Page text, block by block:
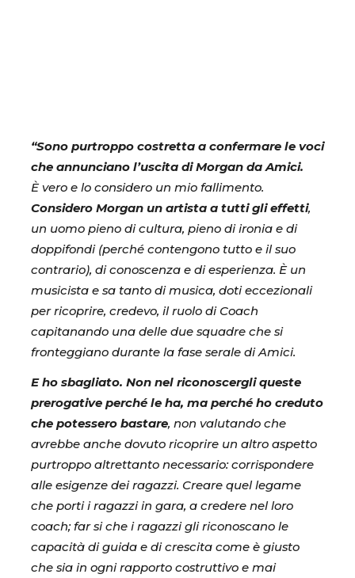
“Sono purtroppo costretta a confermare le voci
che annunciano l’uscita di Morgan da Amici.
È vero e lo considero un mio fallimento.
Considero Morgan un artista a tutti gli effetti,
un uomo pieno di cultura, pieno di ironia e di
doppifondi (perché contengono tutto e il suo
contrario), di conoscenza e di esperienza. È un
musicista e sa tanto di musica, doti eccezionali
per ricoprire, credevo, il ruolo di Coach
capitanando una delle due squadre che si
fronteggiano durante la fase serale di Amici.
E ho sbagliato. Non nel riconoscergli queste
prerogative perché le ha, ma perché ho creduto
che potessero bastare, non valutando che
avrebbe anche dovuto ricoprire un altro aspetto
purtroppo altrettanto necessario: corrispondere
alle esigenze dei ragazzi. Creare quel legame
che porti i ragazzi in gara, a credere nel loro
coach; far si che i ragazzi gli riconoscano le
capacità di guida e di crescita come è giusto
che sia in ogni rapporto costruttivo e mai